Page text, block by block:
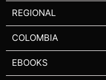
REGIONAL
COLOMBIA
EBOOKS